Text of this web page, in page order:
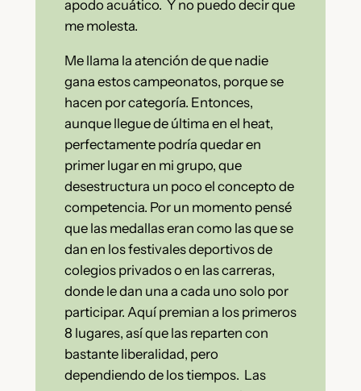
apodo acuático. Y no puedo decir que
me molesta.
Me llama la atención de que nadie
gana estos campeonatos, porque se
hacen por categoría. Entonces,
aunque llegue de última en el heat,
perfectamente podría quedar en
primer lugar en mi grupo, que
desestructura un poco el concepto de
competencia. Por un momento pensé
que las medallas eran como las que se
dan en los festivales deportivos de
colegios privados o en las carreras,
donde le dan una a cada uno solo por
participar. Aquí premian a los primeros
8 lugares, así que las reparten con
bastante liberalidad, pero
dependiendo de los tiempos. Las